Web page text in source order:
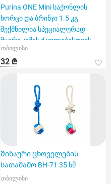
Purina ONE Mini საქონლის
ხორცი და ბრინჯი 1.5 კგ
შექმნილია სპეციალურად
მცირე ჯიშის ძაღლებისთვის
თბილისი
32 ₾
Შინაური ცხოველების
სათამაშო BH-71 35 სმ
თბილისი